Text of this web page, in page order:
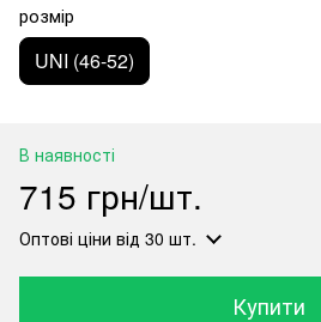
розмір
UNI (46-52)
В наявності
715 грн/шт.
Оптові ціни від 30 шт.
Купити